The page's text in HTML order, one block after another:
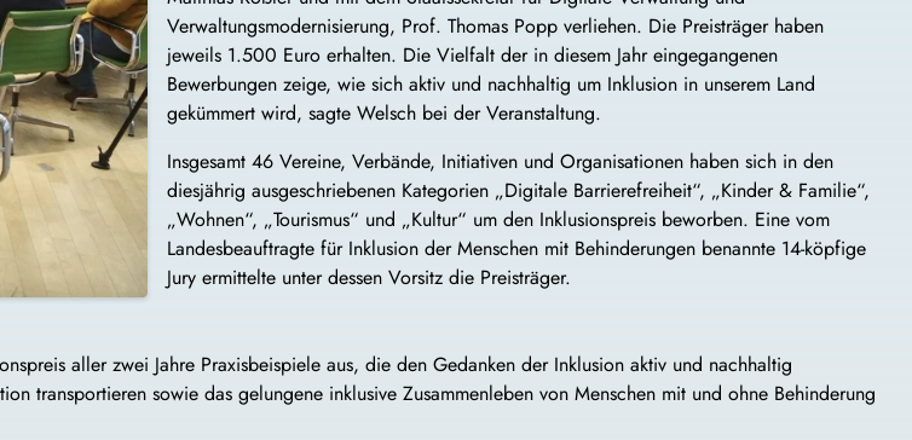
Verwaltungsmodernisierung, Prof. Thomas Popp verliehen. Die Preisträger haben
jeweils 1.500 Euro erhalten. Die Vielfalt der in diesem Jahr eingegangenen
Bewerbungen zeige, wie sich aktiv und nachhaltig um Inklusion in unserem Land
gekümmert wird, sagte Welsch bei der Veranstaltung.
Insgesamt 46 Vereine, Verbände, Initiativen und Organisationen haben sich in den
diesjährig ausgeschriebenen Kategorien „Digitale Barrierefreiheit“, „Kinder & Familie“,
„Wohnen“, „Tourismus“ und „Kultur“ um den Inklusionspreis beworben. Eine vom
Landesbeauftragte für Inklusion der Menschen mit Behinderungen benannte 14-köpfige
Jury ermittelte unter dessen Vorsitz die Preisträger.
aller zwei Jahre Praxisbeispiele aus, die den Gedanken der Inklusion aktiv und nachhaltig
transportieren sowie das gelungene inklusive Zusammenleben von Menschen mit und ohne Behinderung